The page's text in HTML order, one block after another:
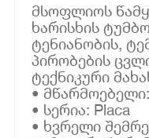
მსოფლიოს
ხარისხის
ტენიანობის,
პირობების
ტექნიკური
•
• სერია: Placa
• ხვრელი